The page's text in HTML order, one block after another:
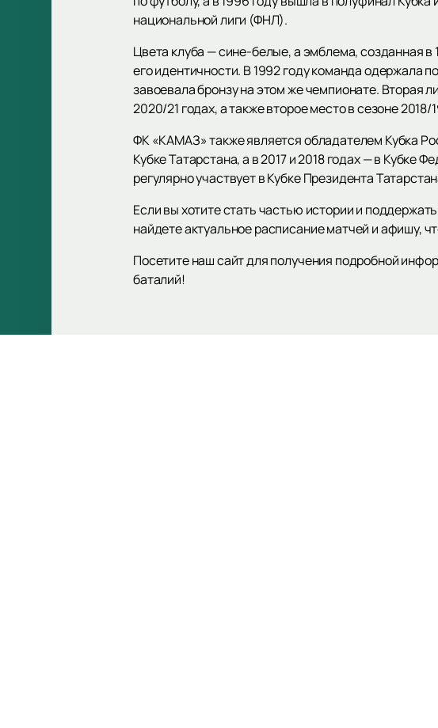
национальной лиги (ФНЛ).
Цвета клуба — сине-белые, а эмблема, созданная
его идентичности. В 1992 году команда одержала
завоевала бронзу на этом же чемпионате. Вторая
2020/21 годах, а также второе место в сезоне
ФК «КАМАЗ» также является обладателем Кубка
Кубке Татарстана, а в 2017 и 2018 годах — в Кубке
регулярно участвует в Кубке Президента
Если вы хотите стать частью истории и
найдете актуальное расписание матчей и афишу,
Посетите наш сайт для получения подробной
баталий!